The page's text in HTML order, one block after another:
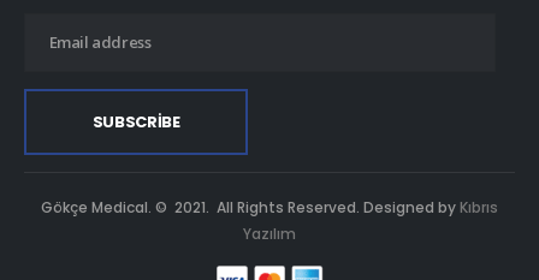
Gökçe Medical. © 2021. All Rights Reserved. Designed by Kıbrıs
Yazılım